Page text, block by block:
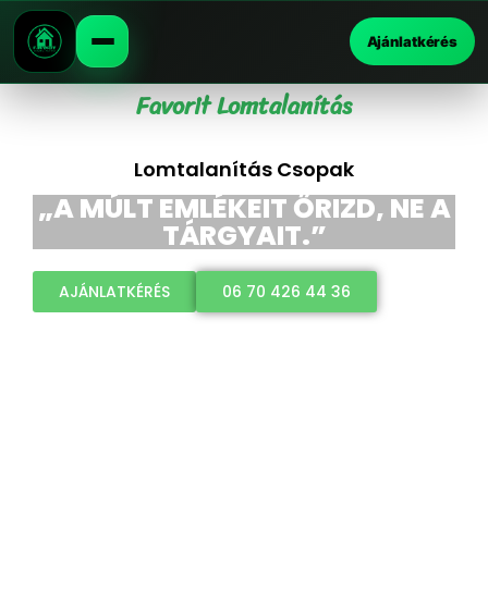
Ajánlatkérés
Favorit Lomtalanítás
Lomtalanítás Csopak
„A MÚLT EMLÉKEIT ŐRIZD, NE A
TÁRGYAIT.”
AJÁNLATKÉRÉS 06 70 426 44 36